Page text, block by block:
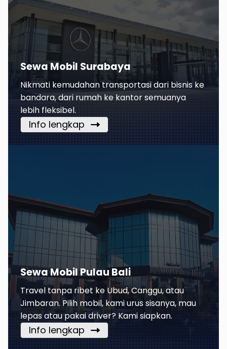
Sewa Mobil Surabaya
Nikmati kemudahan transportasi dari bisnis ke
bandara, dari rumah ke kantor semuanya
lebih fleksibel.
Info lengkap
Sewa Mobil Pulau Bali
Travel tanpa ribet ke Ubud, Canggu, atau
Jimbaran. Pilih mobil, kami urus sisanya, mau
lepas atau pakai driver? Kami siapkan.
Info lengkap